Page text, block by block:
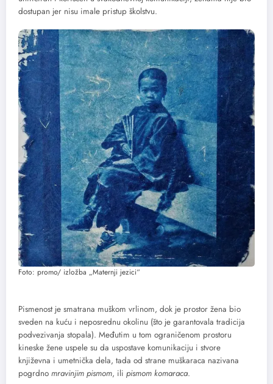
dostupan jer nisu imale pristup školstvu.
Foto: promo/ izložba „Maternji jezici“
Pismenost je smatrana muškom vrlinom, dok je prostor žena bio
sveden na kuću i neposrednu okolinu (što je garantovala tradicija
podvezivanja stopala). Međutim u tom ograničenom prostoru
kineske žene uspele su da uspostave komunikaciju i stvore
književna i umetnička dela, tada od strane muškaraca nazivana
pogrdno mravinjim pismom, ili pismom komaraca.